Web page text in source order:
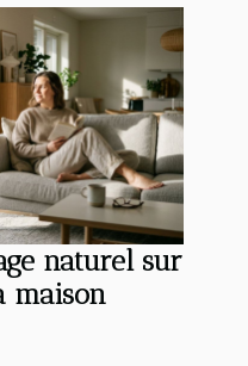
naturel sur
maison